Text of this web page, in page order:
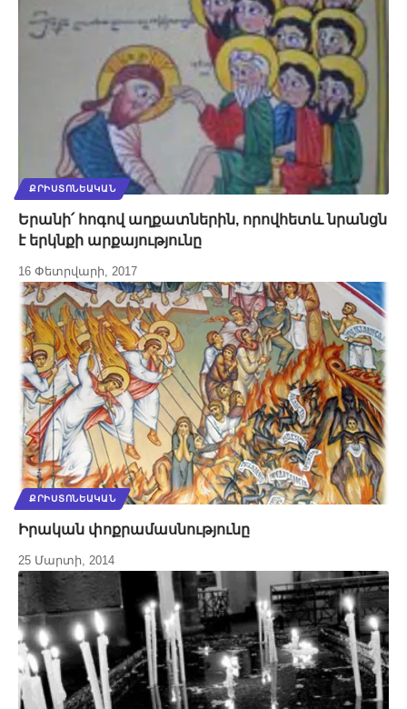
ՔՐԻՍՏՈՆԵԱԿԱՆ
Երանի՛ հոգով աղքատներին, որովհետև նրանցն
է երկնքի արքայությունը
16 Փետրվարի, 2017
ՔՐԻՍՏՈՆԵԱԿԱՆ
Իրական փոքրամասնությունը
25 Մարտի, 2014